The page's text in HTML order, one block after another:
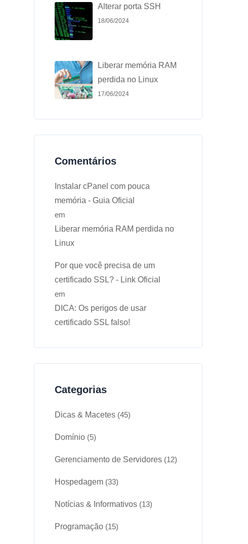
Alterar porta SSH
18/06/2024
Liberar memória RAM
perdida no Linux
17/06/2024
Comentários
Instalar cPanel com pouca
memória - Guia Oficial
em
Liberar memória RAM perdida no
Linux
Por que você precisa de um
certificado SSL? - Link Oficial
em
DICA: Os perigos de usar
certificado SSL falso!
Categorias
Dicas & Macetes (45)
Domínio (5)
Gerenciamento de Servidores (12)
Hospedagem (33)
Notícias & Informativos (13)
Programação (15)